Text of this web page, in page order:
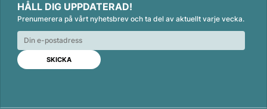
n
k
e
d
n
c
e
b
o
o
k
a
i
l
HÅLL DIG UPPDATERAD!
Prenumerera på vårt nyhetsbrev och ta del av aktuellt varje vecka.